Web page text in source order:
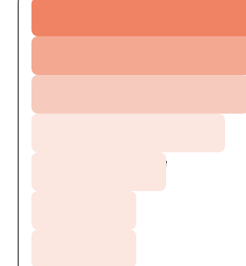
Crescita personale